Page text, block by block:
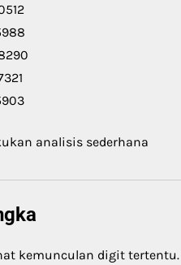
analisis sederhana
kemunculan digit tertentu.